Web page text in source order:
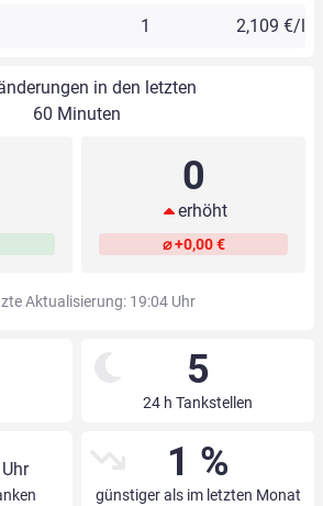
1 2,109 €/l
in den letzten
60 Minuten
0
erhöht
⌀ +0,00 €
Aktualisierung: 19:04 Uhr
5
24 h Tankstellen
Uhr 1 %
günstiger als im letzten Monat